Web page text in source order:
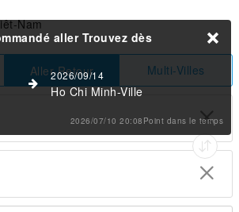
Nam
Aller-Retour Multi-Villes
allerTrouvez dès
2026/09/14
Ho Chi Minh-Ville
2026/07/10 20:08Point dans le temps